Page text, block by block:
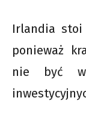
Irlandia stoi
ponieważ
nie być w